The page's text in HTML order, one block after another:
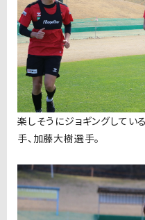
楽しそうにジョギングして
手、加藤大樹選手。